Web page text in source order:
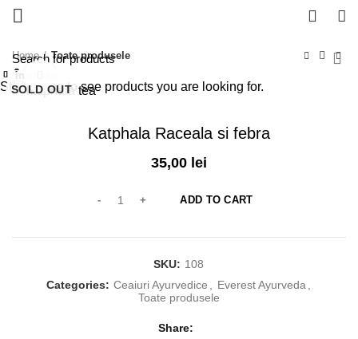
Home
Toate produsele
Katphala Raceala si febra
35,00 lei
ADD TO CART
SKU: 108
Categories: Ceaiuri Ayurvedice , Everest Ayurveda,
Toate produsele
Share
Închide
Închide
Închide
SOLD OUT
Închide
Închide
Închide
Închide
Închide
Start typing to see products you are looking for.